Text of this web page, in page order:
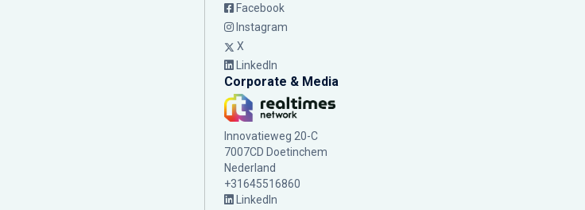
Facebook
Instagram
X
LinkedIn
Corporate & Media
Innovatieweg 20-C
7007CD Doetinchem
Nederland
+31645516860
LinkedIn